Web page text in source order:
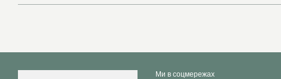
Ми в соцмережах